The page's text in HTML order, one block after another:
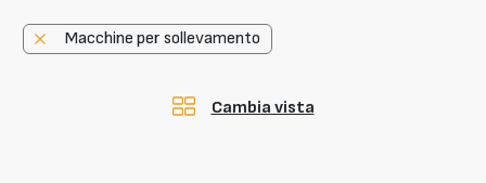
Macchine per sollevamento
Cambia vista